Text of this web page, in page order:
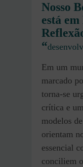
Nosso
está
“
Em um
marcado
torna-se
crítica e
modelos
orientam
essencial
conciliem